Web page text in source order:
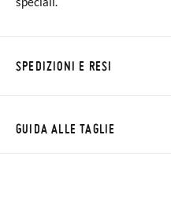
SPEDIZIONI E RESI
ordini inferiori a 30 €, la
GUIDA ALLE TAGLIE